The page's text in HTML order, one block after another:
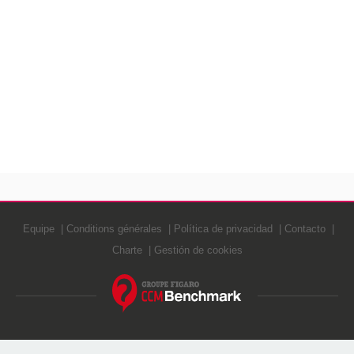
Equipe Conditions générales Política de privacidad
Contacto
Charte
Gestión de cookies